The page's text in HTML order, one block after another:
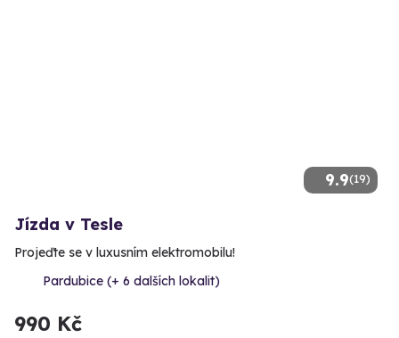
9.9(19)
Jízda v Tesle
Projeďte se v luxusním elektromobilu!
Pardubice (+ 6 dalších lokalit)
990 Kč